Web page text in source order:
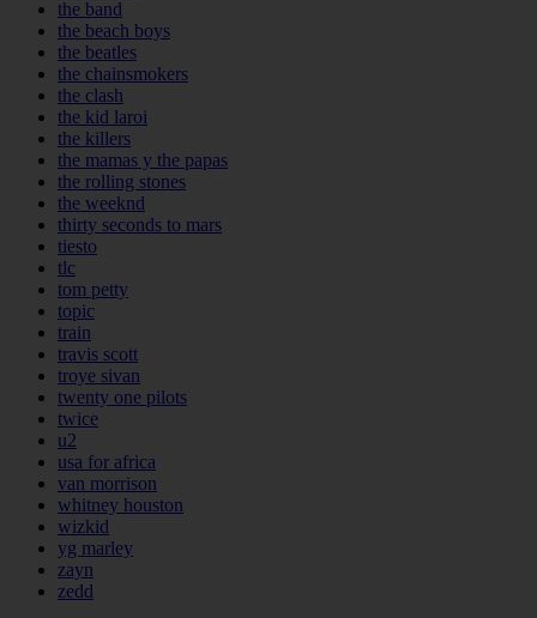
the band
the beach boys
the beatles
the chainsmokers
the clash
the kid laroi
the killers
the mamas y the papas
the rolling stones
the weeknd
thirty seconds to mars
tiesto
tlc
tom petty
topic
train
travis scott
troye sivan
twenty one pilots
twice
u2
usa for africa
van morrison
whitney houston
wizkid
yg marley
zayn
zedd